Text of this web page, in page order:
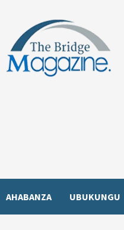
content
AHABANZA UBUKUNGU